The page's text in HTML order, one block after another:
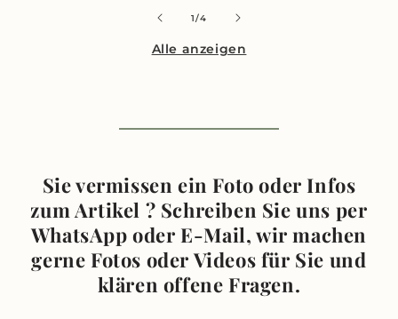
1/von
4
Alle anzeigen
Sie vermissen ein Foto oder Infos
zum Artikel ? Schreiben Sie uns per
WhatsApp oder E-Mail, wir machen
gerne Fotos oder Videos für Sie und
klären offene Fragen.